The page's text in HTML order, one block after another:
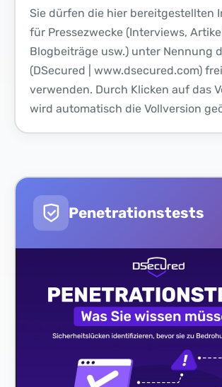
Sie dürfen die hier bereitgestellten
für Pressezwecke (Interviews,
Blogbeiträge usw.) unter Nennung
(DSecured | www.dsecured.com) frei
verwenden. Durch Klicken auf das
wird automatisch die Vollversion
Penetrationstests